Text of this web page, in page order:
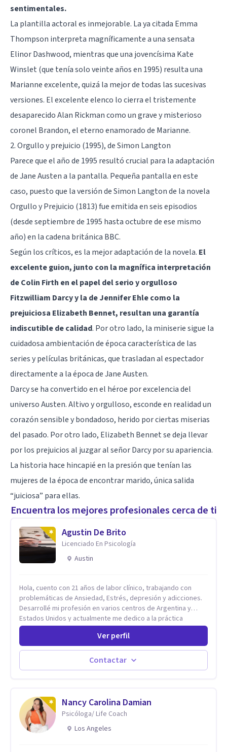
sentimentales.
La plantilla actoral es inmejorable. La ya citada Emma
Thompson interpreta magníficamente a una sensata
Elinor Dashwood, mientras que una jovencísima Kate
Winslet (que tenía solo veinte años en 1995) resulta una
Marianne excelente, quizá la mejor de todas las sucesivas
versiones. El excelente elenco lo cierra el tristemente
desaparecido Alan Rickman como un grave y misterioso
coronel Brandon, el eterno enamorado de Marianne.
2. Orgullo y prejuicio (1995), de Simon Langton
Parece que el año de 1995 resultó crucial para la adaptación
de Jane Austen a la pantalla. Pequeña pantalla en este
caso, puesto que la versión de Simon Langton de la novela
Orgullo y Prejuicio (1813) fue emitida en seis episodios
(desde septiembre de 1995 hasta octubre de ese mismo
año) en la cadena británica BBC.
Según los críticos, es la mejor adaptación de la novela. El
excelente guion, junto con la magnífica interpretación
de Colin Firth en el papel del serio y orgulloso
Fitzwilliam Darcy y la de Jennifer Ehle como la
prejuiciosa Elizabeth Bennet, resultan una garantía
indiscutible de calidad. Por otro lado, la miniserie sigue la
cuidadosa ambientación de época característica de las
series y películas británicas, que trasladan al espectador
directamente a la época de Jane Austen.
Darcy se ha convertido en el héroe por excelencia del
universo Austen. Altivo y orgulloso, esconde en realidad un
corazón sensible y bondadoso, herido por ciertas miserias
del pasado. Por otro lado, Elizabeth Bennet se deja llevar
por los prejuicios al juzgar al señor Darcy por su apariencia.
La historia hace hincapié en la presión que tenían las
mujeres de la época de encontrar marido, única salida
“juiciosa” para ellas.
Encuentra los mejores profesionales cerca de ti
Agustin De Brito
Licenciado En Psicología
Austin
Hola, cuento con 21 años de labor clínico, trabajando con
problemáticas de Ansiedad, Estrés, depresión y adicciones.
Desarrollé mi profesión en varios centros de Argentina y
Estados Unidos y actualmente me dedico a la práctica
privada. Utilizo terapias cognitivas conductuales basadas en
evidencia científica con comprobados resultados. Los
objetivos terapéuticos están centrados en brindar
herramientas concretas para el cambio, que permitan
desarrollar nuevas habilidades y estrategias basadas en la
Ver perfil
Contactar
Nancy Carolina Damian
Psicóloga/ Life Coach
Los Angeles